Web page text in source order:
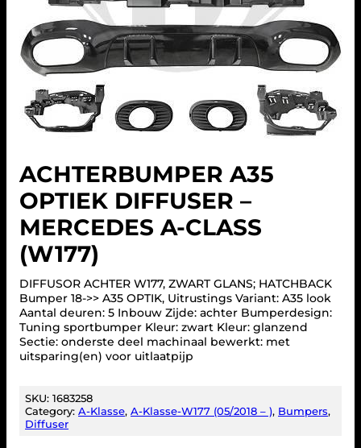
ACHTERBUMPER A35
OPTIEK DIFFUSER –
MERCEDES A-CLASS
(W177)
DIFFUSOR ACHTER W177, ZWART GLANS; HATCHBACK
Bumper 18->> A35 OPTIK, Uitrustings Variant: A35 look
Aantal deuren: 5 Inbouw Zijde: achter Bumperdesign:
Tuning sportbumper Kleur: zwart Kleur: glanzend
Sectie: onderste deel machinaal bewerkt: met
uitsparing(en) voor uitlaatpijp
SKU: 1683258
Category:A-Klasse, A-Klasse-W177 (05/2018 – ), Bumpers
Diffuser